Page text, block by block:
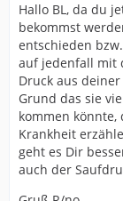
Hallo BL, da du
bekommst
entschieden
auf jedenfall mit
Druck aus
Grund das sie
kommen
Krankheit
geht es Dir
auch der